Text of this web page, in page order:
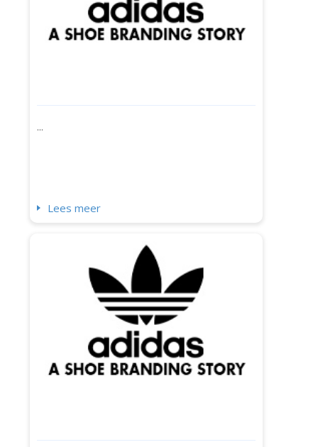
...
Lees meer